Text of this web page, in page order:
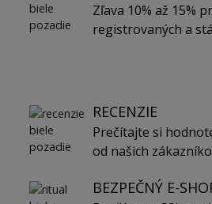
Zľava 10% až 15%
registrovaných a
RECENZIE
Prečítajte si
od našich
BEZPEČNÝ E-